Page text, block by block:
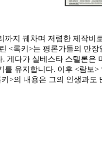
까지 꿰차며 저렴한 제작비
<록키>는 평론가들의 만
게다가 실베스타 스텔론은
를 유지합니다. 이후 <람보
>의 내용은 그의 인생과도